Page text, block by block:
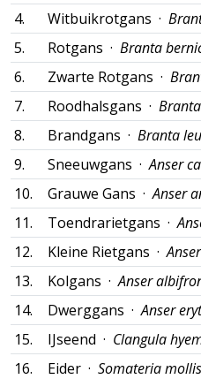
4.
Witbuikrotgans ·
5.
Rotgans · Branta
6.
Zwarte Rotgans ·
7.
Roodhalsgans ·
8.
Brandgans · Branta
9.
Sneeuwgans ·Anser
10.
Grauwe Gans ·Anser
11.
Toendrarietgans ·
12.
Kleine Rietgans ·
13.
Kolgans ·Anser
14.
Dwerggans ·Anser
15.
IJseend · Clangula
16.
Eider · Somateria